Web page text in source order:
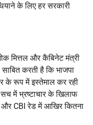
के लिए हर सरकारी
मित्तल और कैबिनेट मंत्री
साबित करती है कि भाजपा
के रूप में इस्तेमाल कर रही
सच में भ्रष्टाचार के खिलाफ
और CBIरेड में आखिर कितना